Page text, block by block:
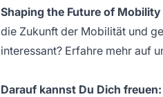
Shaping the Future of Mobility
die Zukunft der Mobilität und
interessant? Erfahre mehr auf
Darauf kannst Du Dich freuen: